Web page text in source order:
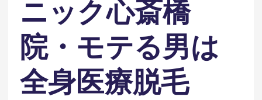
ニック心斎橋
院・モテる男は
全身医療脱毛